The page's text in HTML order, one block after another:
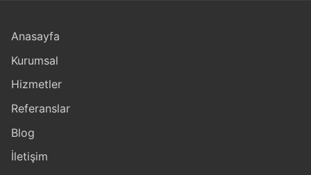
Anasayfa
Kurumsal
Hizmetler
Referanslar
Blog
İletişim